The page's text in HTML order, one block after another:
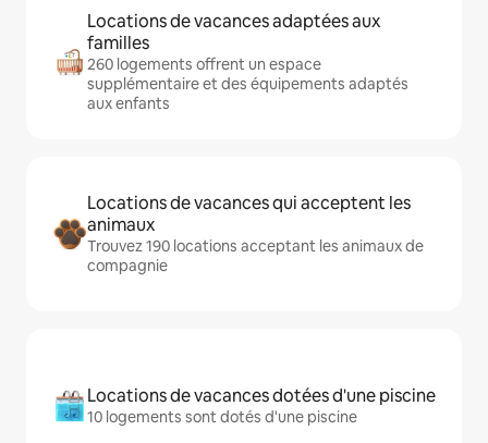
Locations de vacances adaptées aux
familles
260 logements offrent un espace
supplémentaire et des équipements adaptés
aux enfants
Locations de vacances qui acceptent les
animaux
Trouvez 190 locations acceptant les animaux de
compagnie
Locations de vacances dotées d'une piscine
10 logements sont dotés d'une piscine